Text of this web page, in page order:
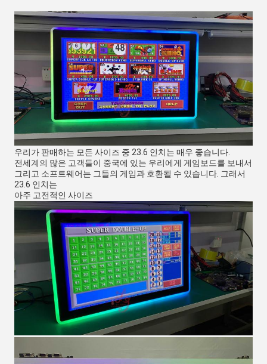
우리가 판매하는 모든 사이즈 중 23.6 인치는 매우 좋습니다.
전세계의 많은 고객들이 중국에 있는 우리에게 게임보드를 보내서
그리고 소프트웨어는 그들의 게임과 호환될 수 있습니다. 그래서
23.6 인치는
아주 고전적인 사이즈